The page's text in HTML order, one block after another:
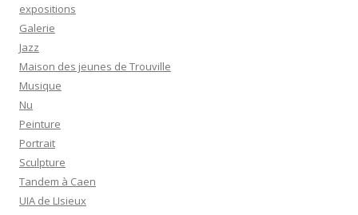
expositions
Galerie
Jazz
Maison des jeunes de Trouville
Musique
Nu
Peinture
Portrait
Sculpture
Tandem à Caen
UIA de LIsieux